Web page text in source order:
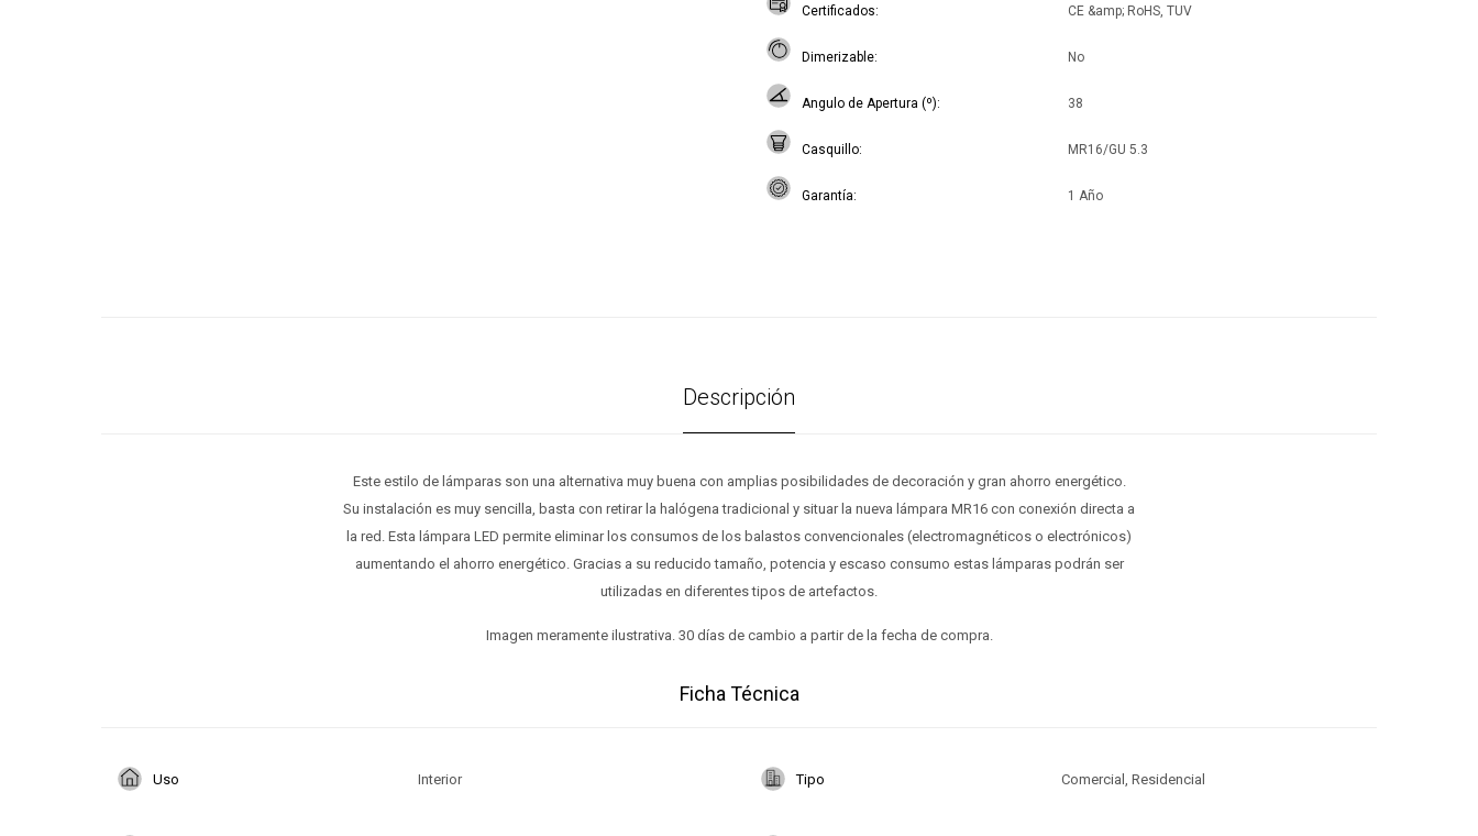
Certificados CE &amp; RoHS, TUV
Dimerizable No
Angulo de Apertura (º) 38
Casquillo MR16/GU 5.3
Garantía 1 Año
Descripción
Este estilo de lámparas son una alternativa muy buena con amplias posibilidades de decoración y gran ahorro energético.
Su instalación es muy sencilla, basta con retirar la halógena tradicional y situar la nueva lámpara MR16 con conexión directa a
la red. Esta lámpara LED permite eliminar los consumos de los balastos convencionales (electromagnéticos o electrónicos)
aumentando el ahorro energético. Gracias a su reducido tamaño, potencia y escaso consumo estas lámparas podrán ser
utilizadas en diferentes tipos de artefactos.
Imagen meramente ilustrativa. 30 días de cambio a partir de la fecha de compra.
Ficha Técnica
Uso Interior Tipo Comercial, Residencial